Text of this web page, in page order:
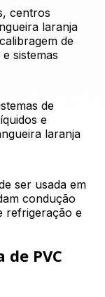
centros
laranja
de
sistemas
de
e
laranja
ser usada em
condução
refrigeração e
PVC